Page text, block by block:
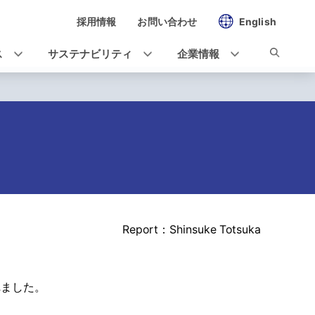
採用情報 お問い合わせ English
サステナビリティ 企業情報
Report：Shinsuke Totsuka
した。